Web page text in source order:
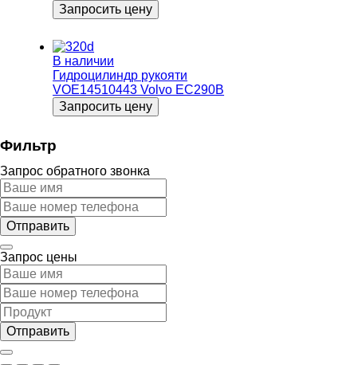
Запросить цену
В наличии
Гидроцилиндр рукояти
VOE14510443 Volvo EC290B
Запросить цену
Фильтр
Запрос обратного звонка
Запрос цены